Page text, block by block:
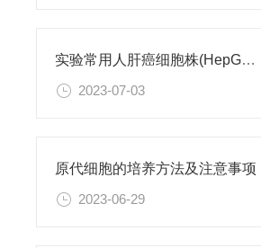
实验常用人肝癌细胞株(HepG2/Hep3B,HuH-7,MHCC97H,PLC/PRF/5)怎么选？
2023-07-03
原代细胞的培养方法及注意事项
2023-06-29